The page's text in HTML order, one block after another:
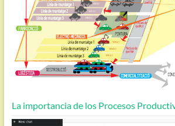
La importancia de los Procesos